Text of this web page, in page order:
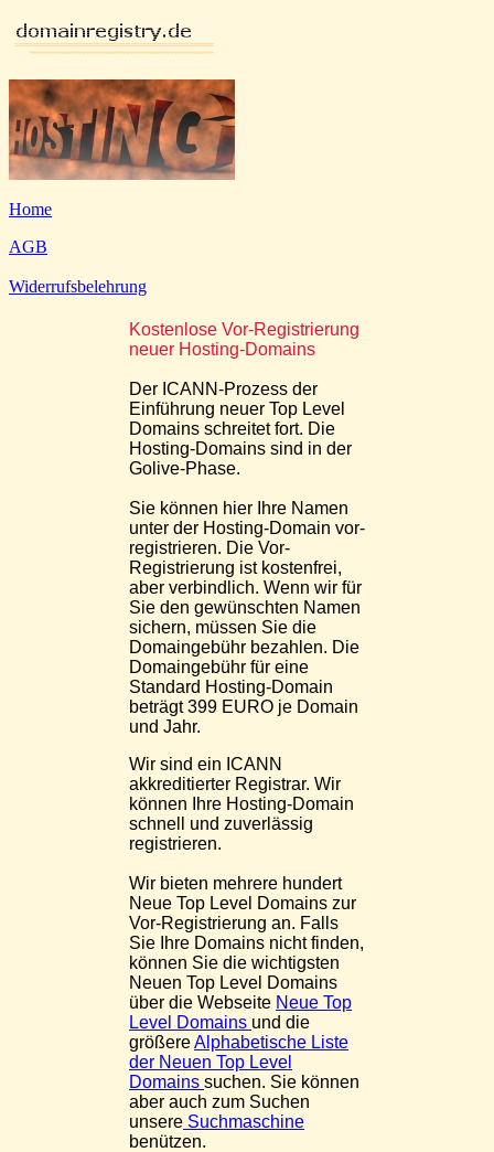
Home
AGB
Widerrufsbelehrung
Kostenlose Vor-Registrierung
neuer Hosting-Domains
Der ICANN-Prozess der
Einführung neuer Top Level
Domains schreitet fort. Die
Hosting-Domains sind in der
Golive-Phase.
Sie können hier Ihre Namen
unter der Hosting-Domain vor-
registrieren. Die Vor-
Registrierung ist kostenfrei,
aber verbindlich. Wenn wir für
Sie den gewünschten Namen
sichern, müssen Sie die
Domaingebühr bezahlen. Die
Domaingebühr für eine
Standard Hosting-Domain
beträgt 399 EURO je Domain
und Jahr.
Wir sind ein ICANN
akkreditierter Registrar. Wir
können Ihre Hosting-Domain
schnell und zuverlässig
registrieren.
Wir bieten mehrere hundert
Neue Top Level Domains zur
Vor-Registrierung an. Falls
Sie Ihre Domains nicht finden,
können Sie die wichtigsten
Neuen Top Level Domains
über die Webseite Neue Top
Level Domains und die
größereAlphabetische Liste
der Neuen Top Level
Domains suchen. Sie können
aber auch zum Suchen
unsere Suchmaschine
benützen.